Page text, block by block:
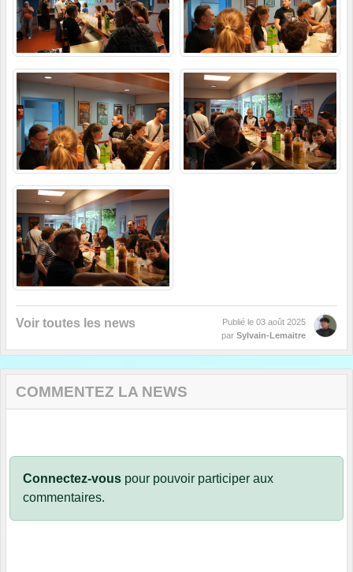
Voir toutes les news Publié le 03 août 2025
par Sylvain-Lemaitre
COMMENTEZ LA NEWS
Connectez-vous pour pouvoir participer aux
commentaires.